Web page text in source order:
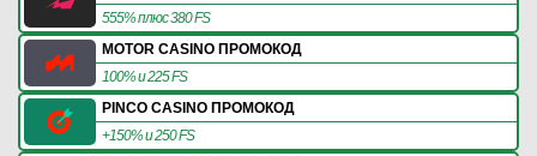
555% плюс 380 FS
MOTOR CASINO ПРОМОКОД
100% и 225 FS
PINCO CASINO ПРОМОКОД
+150% и 250 FS